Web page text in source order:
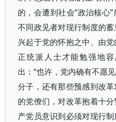
的，会遭到社会“政治核心
不同政见者对现行制度的
兴起于党的怀抱之中、由
正统派人士才能勉强地
出：“也许，党内确有不愿
分子，还有那些预感到改
的党僚们，对改革抱着十
产党员意识到必须对现行